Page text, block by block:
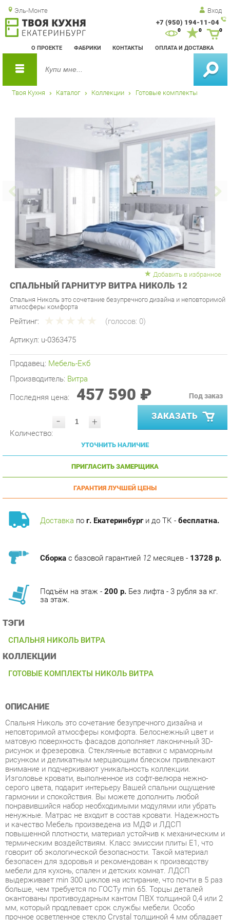
Эль-Монте Вход
+7 (950) 194-11-04
О ПРОЕКТЕ ФАБРИКИ КОНТАКТЫ ОПЛАТА И ДОСТАВКА
0 0
Твоя Кухня Каталог Коллекции Готовые комплекты
Добавить в избранное
СПАЛЬНЫЙ ГАРНИТУР ВИТРА НИКОЛЬ 12
Спальня Николь это сочетание безупречного дизайна и неповторимой
Рейтинг:
Артикул: u-0363475
Производитель:Витра
Последняя цена: 457 590 ₽
- ЗАКАЗАТЬ
УТОЧНИТЬ НАЛИЧИЕ
ПРИГЛАСИТЬ ЗАМЕРЩИКА
ГАРАНТИЯ ЛУЧШЕЙ ЦЕНЫ
Доставкапог. Екатеринбурги до ТК -бесплатна.
ТЭГИ
ОПИСАНИЕ
неповторимой атмосферы комфорта. Белоснежный цвет и
матовую поверхность фасадов дополняет лаконичный 3D-
рисунок и фрезеровка. Стеклянные вставки с мраморным
рисунком и деликатным мерцающим блеском привлекают
внимание и подчеркивают уникальность коллекции.
Изголовье кровати, выполненное из софт-велюра нежно-
серого цвета, подарит интерьеру Вашей спальни ощущение
гармонии и спокойствия. Вы можете дополнить любой
понравившийся набор необходимыми модулями или убрать
ненужные. Матрас не входит в состав кровати. Надежность
и качество Мебель произведена из МДФ и ЛДСП
повышенной плотности, материал устойчив к механическим и
термическим воздействиям. Класс эмиссии плиты Е1, что
говорит об экологической безопасности. Такой материал
безопасен для здоровья и рекомендован к производству
мебели для кухонь, спален и детских комнат. ЛДСП
выдерживает min 300 циклов на истирание, что почти в 5 раз
больше, чем требуется по ГОСТу min 65. Торцы деталей
окантованы противоударным кантом ПВХ толщиной 0,4 или 2
мм, который продлевает срок службы мебели. Особо
прочное осветленное стекло Crystal толщиной 4 мм обладает
максимальной прозрачностью и обеспечивает безопасную и
длительную эксплуатацию. Спинка кровати выполнена из
прочного и износостойкого софт-велюра, отличается
повышенной степенью комфорта, что обеспечивается